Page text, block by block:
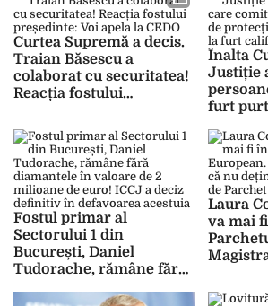
Curtea Supremă a decis.
Traian Băsescu a
colaborat cu securitatea!
Reacția fostului
CEDO
Înalta
Justiție
furt
calificat
Fostul primar al
Sectorului 1 din
București, Daniel
Tudorache, rămâne fără
Laura
va mai
de